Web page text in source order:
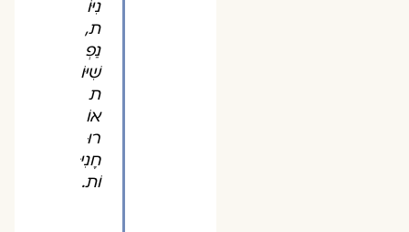
נִיּוֹ
ת,
נַפְ
שִׁיּוֹ
ת
אוֹ
רוּ
חָנִיּ
וֹת.